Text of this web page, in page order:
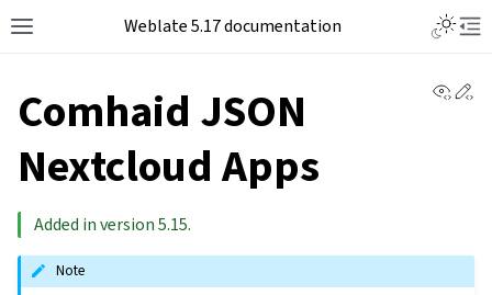
Weblate 5.17 documentation
Comhaid JSON
Nextcloud Apps
Added in version 5.15.
Note